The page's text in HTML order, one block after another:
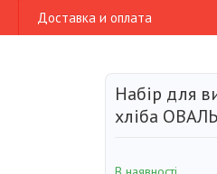
Доставка и оплата
Набір для
хліба